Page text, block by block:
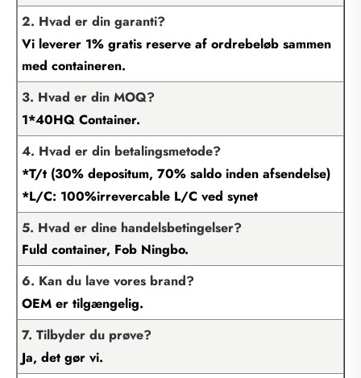
2. Hvad er din garanti?
Vi leverer 1% gratis reserve af ordrebeløb sammen
med containeren.
3. Hvad er din MOQ?
1*40HQ Container.
4. Hvad er din betalingsmetode?
*T/t (30% depositum, 70% saldo inden afsendelse)
*L/C: 100%irrevercable L/C ved synet
5. Hvad er dine handelsbetingelser?
Fuld container, Fob Ningbo.
6. Kan du lave vores brand?
OEM er tilgængelig.
7. Tilbyder du prøve?
Ja, det gør vi.